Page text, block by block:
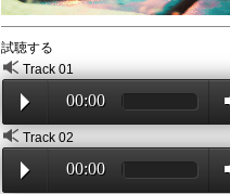
試聴する
Track 01
00:00
Track 02
00:00